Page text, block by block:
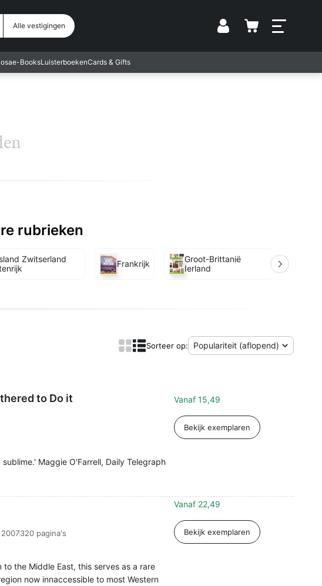
Alle vestigingen Vestiging
e-BooksLuisterboekenCards & Gifts
rubrieken
Zwitserland
Frankrijk
Groot-Brittanië
Ierland
Tonen als:Sorteer op:
to Do it
Maggie O'Farrell, Daily Telegraph
Vanaf 15,49
Bekijk exemplaren
320 pagina's
the Middle East, this serves as a rare
now innaccessible to most Western
Vanaf 22,49
Bekijk exemplaren